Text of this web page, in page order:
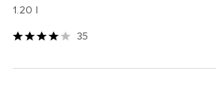
1.20 l
35